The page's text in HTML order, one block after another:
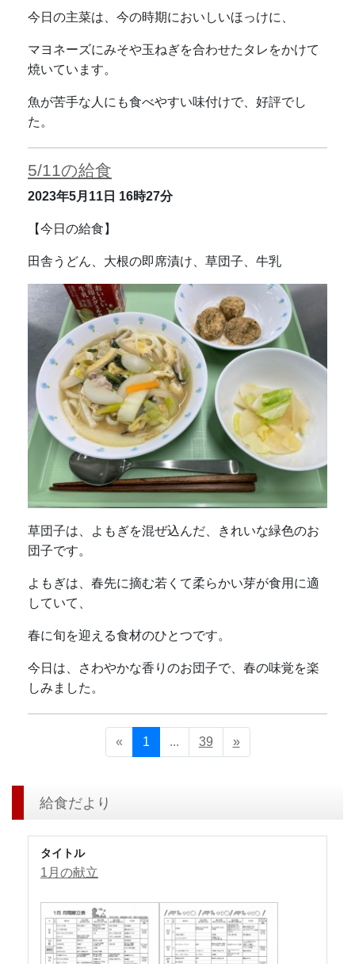
今日の主菜は、今の時期においしいほっけに、
マヨネーズにみそや玉ねぎを合わせたタレをかけて
焼いています。
魚が苦手な人にも食べやすい味付けで、好評でし
た。
5/11の給食
2023年5月11日 16時27分
【今日の給食】
田舎うどん、大根の即席漬け、草団子、牛乳
草団子は、よもぎを混ぜ込んだ、きれいな緑色のお
団子です。
よもぎは、春先に摘む若くて柔らかい芽が食用に適
していて、
春に旬を迎える食材のひとつです。
今日は、さわやかな香りのお団子で、春の味覚を楽
しみました。
« 1 ... 39 »
給食だより
タイトル
1月の献立